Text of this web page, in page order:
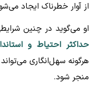
از آوار خطرناک ایجاد
او می‌گوید در چنین
حداکثر احتیاط و
هرگونه سهل‌انگاری
منجر شود.